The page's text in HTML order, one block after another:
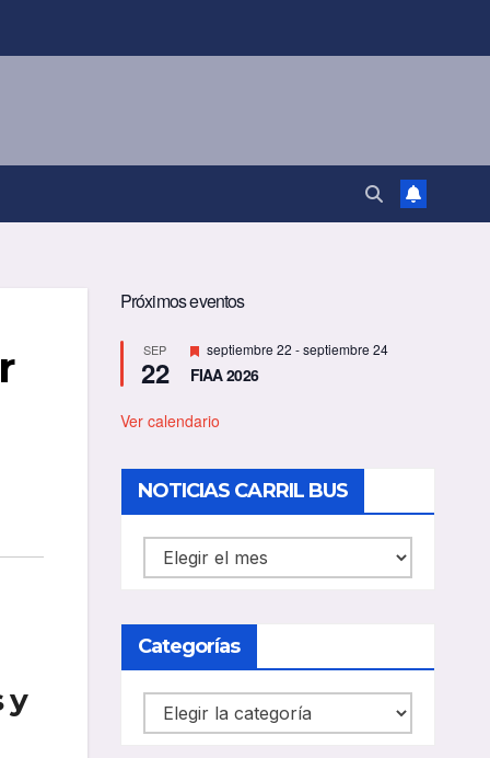
y
Próximos eventos
SEP
22
D
e
s
a
d
o
septiembre 22 -septiembre 24
FIAA 2026
Ver calendario
NOTICIAS CARRIL BUS
NOTICIAS
CARRIL
Categorías
Categorías